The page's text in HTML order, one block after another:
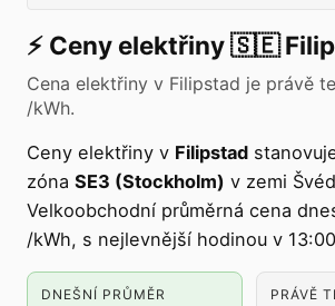
⚡️ Ceny elektřiny🇸🇪
Cena elektřiny v Filipstad je právě
/kWh.
Ceny elektřiny v Filipstad
zóna SE3 (Stockholm) v zemi
Velkoobchodní průměrná cena
/kWh, s nejlevnější hodinou v
DNEŠNÍ PRŮMĚR PRÁVĚ